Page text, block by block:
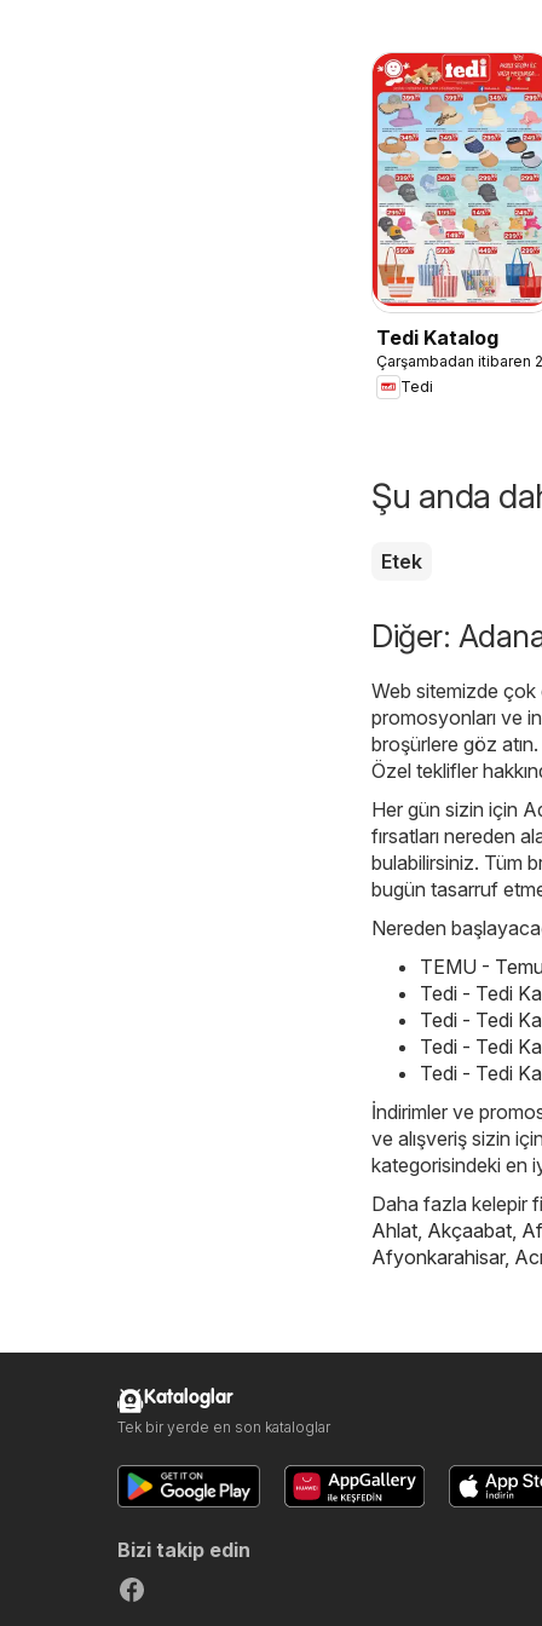
Tedi Katalog
Çarşambadan itibaren
Tedi
Şu anda
Etek
Diğer:
Web sitemizde çok
promosyonları ve
broşürlere göz
Özel teklifler
Her gün sizin için
fırsatları nereden
bulabilirsiniz. Tüm
bugün tasarruf
Nereden
TEMU -
Tedi - Tedi
Tedi - Tedi
Tedi - Tedi
Tedi - Tedi
İndirimler ve
ve alışveriş sizin
kategorisindeki en
Daha fazla kelepir
Ahlat Akçaabat
Afyonkarahisar,
Kataloglar
Tek bir yerde en son kataloglar
Bizi takip edin